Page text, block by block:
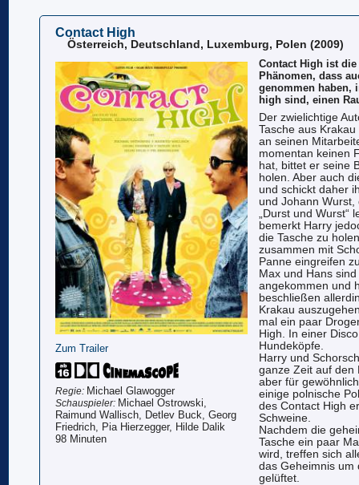
Contact High
Österreich, Deutschland, Luxemburg, Polen (2009)
Zum Trailer
Regie: Michael Glawogger
Schauspieler: Michael Ostrowski,
Raimund Wallisch, Detlev Buck, Georg
Friedrich, Pia Hierzegger, Hilde Dalik
98 Minuten
Contact High ist
Phänomen, dass
genommen haben,
high sind, einen
Der zwielichtige
Tasche aus
an seinen
momentan keinen
hat, bittet er seine
holen. Aber auch
und schickt daher
und Johann
„Durst und
bemerkt Harry
die Tasche zu
zusammen mit
Panne eingreifen
Max und Hans
angekommen und
beschließen
Krakau
mal ein paar
High. In einer
Hundeköpfe.
Harry und
ganze Zeit auf den
aber für
einige polnische
des Contact High
Schweine.
Nachdem die
Tasche ein paar
wird, treffen sich
das Geheimnis um
gelüftet.